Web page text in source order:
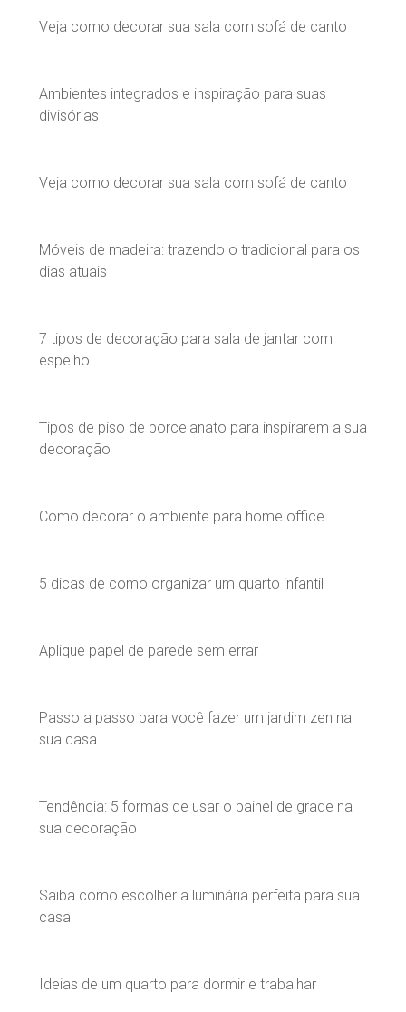
Veja como decorar sua sala com sofá de canto
Ambientes integrados e inspiração para suas
divisórias
Veja como decorar sua sala com sofá de canto
Móveis de madeira: trazendo o tradicional para os
dias atuais
7 tipos de decoração para sala de jantar com
espelho
Tipos de piso de porcelanato para inspirarem a sua
decoração
Como decorar o ambiente para home office
5 dicas de como organizar um quarto infantil
Aplique papel de parede sem errar
Passo a passo para você fazer um jardim zen na
sua casa
Tendência: 5 formas de usar o painel de grade na
sua decoração
Saiba como escolher a luminária perfeita para sua
casa
Ideias de um quarto para dormir e trabalhar